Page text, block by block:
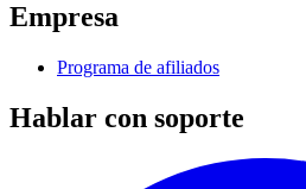
Empresa
Programa de afiliados
Hablar con soporte